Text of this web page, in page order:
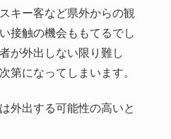
キー客など県外からの観
接触の機会ももてるでし
が外出しない限り難し
第になってしまいます。
外出する可能性の高いと